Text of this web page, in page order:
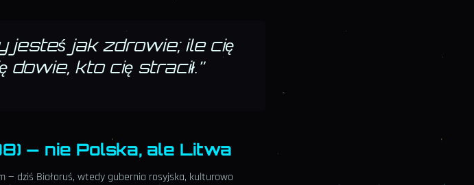
jesteś jak zdrowie; ile cię
dowie, kto cię stracił.”
— nie Polska, ale Litwa
— dziś Białoruś, wtedy gubernia rosyjska, kulturowo